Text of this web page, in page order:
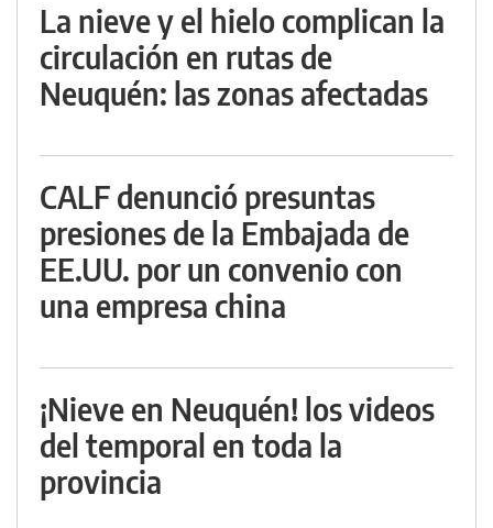
La nieve y el hielo complican la
circulación en rutas de
Neuquén: las zonas afectadas
CALF denunció presuntas
presiones de la Embajada de
EE.UU. por un convenio con
una empresa china
¡Nieve en Neuquén! los videos
del temporal en toda la
provincia